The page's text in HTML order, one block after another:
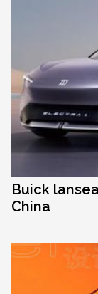
Buick
China